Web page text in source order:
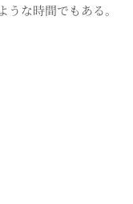
な時間でもある。